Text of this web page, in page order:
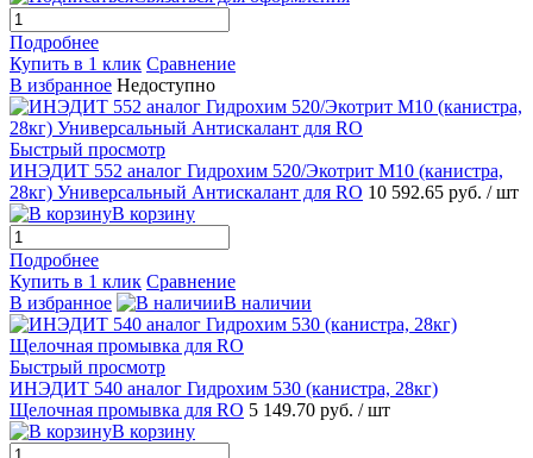
Подробнее
Купить в 1 клик Сравнение
В избранное Недоступно
Быстрый просмотр
ИНЭДИТ 552 аналог Гидрохим 520/Экотрит М10 (канистра,
28кг) Универсальный Антискалант для RO 10 592.65 руб. / шт
В корзину
Подробнее
Купить в 1 клик Сравнение
В избранное
В наличии
Быстрый просмотр
ИНЭДИТ 540 аналог Гидрохим 530 (канистра, 28кг)
Щелочная промывка для RO 5 149.70 руб. / шт
В корзину